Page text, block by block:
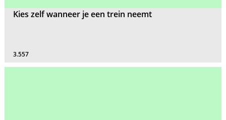
Kies zelf wanneer je een trein neemt
3.557